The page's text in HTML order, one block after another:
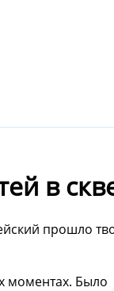
в
моментах. Было